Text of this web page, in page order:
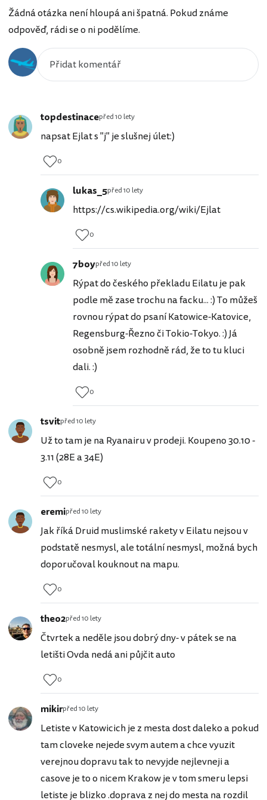
Žádná otázka není hloupá ani špatná. Pokud známe
odpověď, rádi se o ni podělíme.
topdestinacepřed 10 lety
napsat Ejlat s "j" je slušnej úlet:)
0
lukas_5před 10 lety
https://cs.wikipedia.org/wiki/Ejlat
0
7boypřed 10 lety
Rýpat do českého překladu Eilatu je pak
podle mě zase trochu na facku... :) To můžeš
rovnou rýpat do psaní Katowice-Katovice,
Regensburg-Řezno či Tokio-Tokyo. :) Já
osobně jsem rozhodně rád, že to tu kluci
dali. :)
0
tsvitpřed 10 lety
Už to tam je na Ryanairu v prodeji. Koupeno 30.10 -
3.11 (28E a 34E)
0
eremipřed 10 lety
Jak říká Druid muslimské rakety v Eilatu nejsou v
podstatě nesmysl, ale totální nesmysl, možná bych
doporučoval kouknout na mapu.
0
theo2před 10 lety
Čtvrtek a neděle jsou dobrý dny- v pátek se na
letišti Ovda nedá ani půjčit auto
0
mikirpřed 10 lety
Letiste v Katowicich je z mesta dost daleko a pokud
tam cloveke nejede svym autem a chce vyuzit
verejnou dopravu tak to nevyjde nejlevneji a
casove je to o nicem Krakow je v tom smeru lepsi
letiste je blizko .doprava z nej do mesta na rozdil